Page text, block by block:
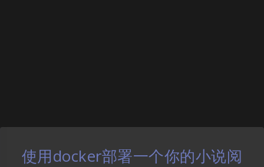
使用docker部署一个你的小说阅